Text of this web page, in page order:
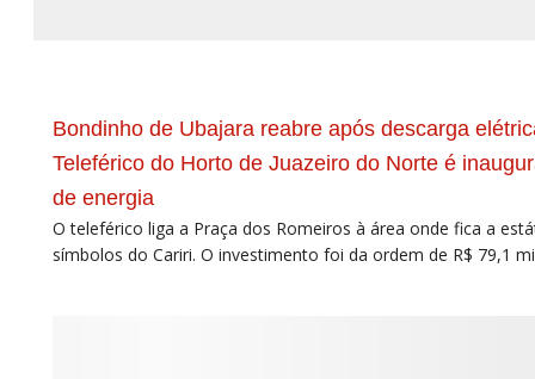
Bondinho de Ubajara reabre após descarga
Teleférico do Horto de Juazeiro do Norte é
de energia
O teleférico liga a Praça dos Romeiros à área onde fica a
símbolos do Cariri. O investimento foi da ordem de R$ 79,1